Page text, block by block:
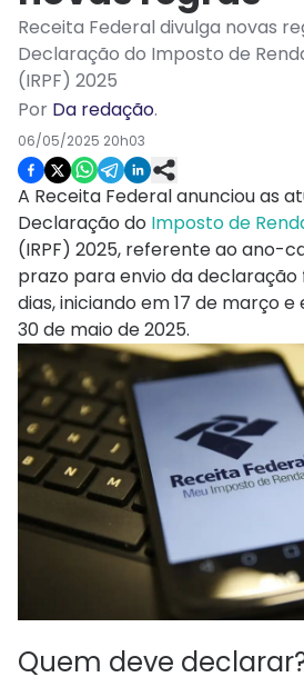
Receita Federal divulga novas
Declaração do Imposto de
(IRPF) 2025
Por Da redação.
06/05/2025 20h03
A Receita Federal anunciou as
Declaração do Imposto de
(IRPF) 2025, referente ao ano-
prazo para envio da declaração
dias, iniciando em 17 de março
30 de maio de 2025.
Quem deve